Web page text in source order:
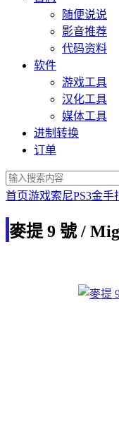
随便说说
影音推荐
代码资料
软件
游戏工具
汉化工具
媒体工具
进制转换
订单
首页游戏索尼PS3金手
麥提 9 號 /